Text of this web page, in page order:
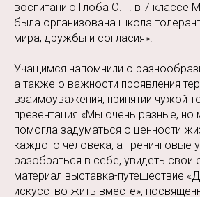
воспитанию Глоба О.П. в 7
была организована школа
мира, дружбы и согласия».
Учащимся напомнили о
а также о важности проявления
взаимоуважения, принятии чужой
презентация «Мы очень разные, но
помогла задуматься о ценности
каждого человека, а тренинговые
разобраться в себе, увидеть
материал выставка-путешествие
искусство жить вместе»,